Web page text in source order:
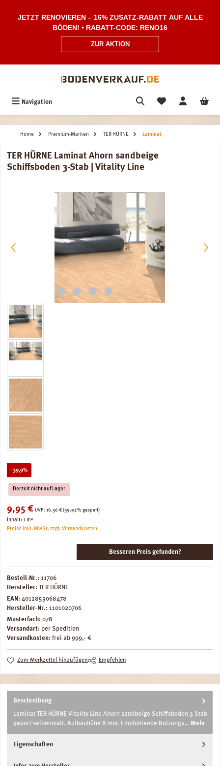
JETZT RENOVIEREN – 16% ZUSATZ-RABATT AUF ALLE
BÖDEN! • RABATT-CODE: RENO16
ZUR AKTION
Navigation
Home Premium-Marken TER HÜRNE Laminat
TER HÜRNE Laminat Ahorn sandbeige
Schiffsboden 3-Stab | Vitality Line
Bildergalerie überspringen
-39,9%Rabatt
Derzeit nicht auf Lager
Verkaufspreis:
9,95 € UVP: Regulärer Preis:
16,56 € (39.92% gespart)
Inhalt:1 m²
Preise inkl. MwSt. zzgl. Versandkosten
Besseren Preis gefunden?
Bestell-Nr.: 11706
Hersteller: TER HÜRNE
EAN: 4012853068478
Hersteller-Nr.: 1101020706
Musterfach: 078
Versandart: per Spedition
Versandkosten: frei ab 999,- €
Zum Merkzettel hinzufügen Empfehlen
Beschreibung
Laminat TER HÜRNE Vitality Line Ahorn sandbeige Schiffsboden 3-Stab
geport seidenmatt. Aufbauhöhe 8 mm. Empfohlende Nutzungs… Mehr
Eigenschaften